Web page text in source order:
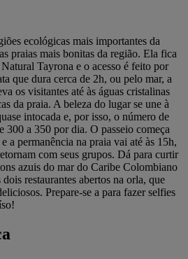
ecológicas mais importantes da
praias mais bonitas da região. Ela fica
Tayrona e o acesso é feito por
que dura cerca de 2h, ou pelo mar, a
os visitantes até às águas cristalinas
da praia. A beleza do lugar se une à
intocada e, por isso, o número de
300 a 350 por dia. O passeio começa
a permanência na praia vai até às 15h,
com seus grupos. Dá para curtir
azuis do mar do Caribe Colombiano
restaurantes abertos na orla, que
Prepare-se a para fazer selfies